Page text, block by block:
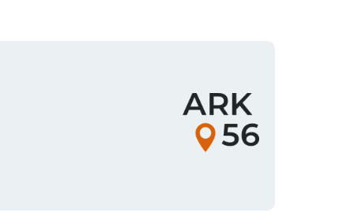
Organisationens
logotyp